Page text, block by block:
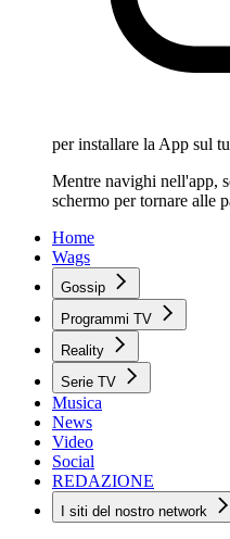
per installare la App sul
Mentre navighi nell'app,
schermo per tornare alle
Home
Wags
Gossip
Programmi TV
Reality
Serie TV
Musica
News
Video
Social
REDAZIONE
I siti del nostro network